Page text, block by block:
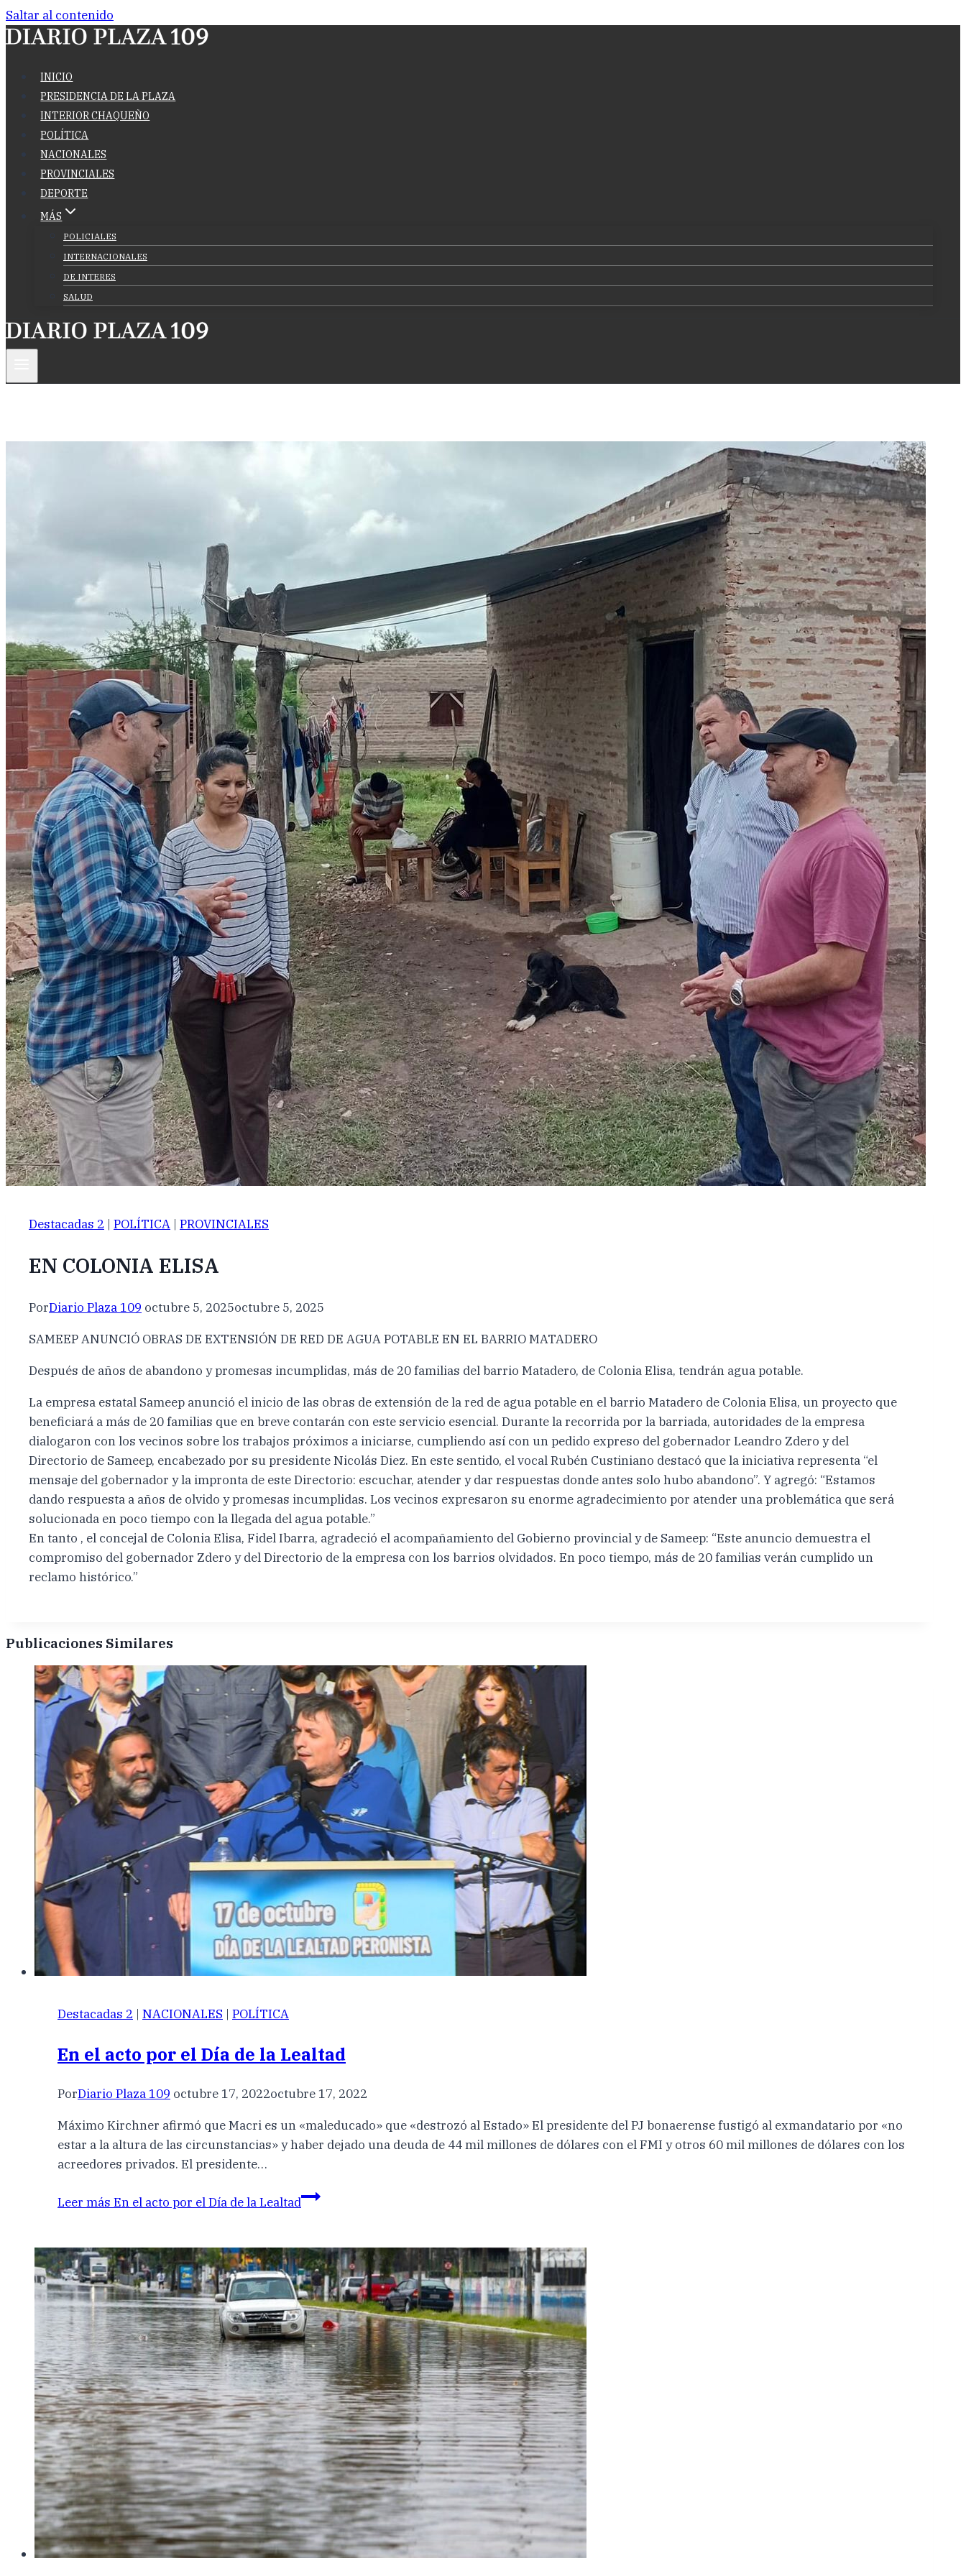
Saltar al contenido
INICIO
PRESIDENCIA DE LA PLAZA
INTERIOR CHAQUEÑO
POLÍTICA
NACIONALES
PROVINCIALES
DEPORTE
MÁS
POLICIALES
INTERNACIONALES
DE INTERES
SALUD
Destacadas 2 | POLÍTICA | PROVINCIALES
EN COLONIA ELISA
PorDiario Plaza 109 octubre 5, 2025octubre 5, 2025
SAMEEP ANUNCIÓ OBRAS DE EXTENSIÓN DE RED DE AGUA POTABLE EN EL BARRIO MATADERO
Después de años de abandono y promesas incumplidas, más de 20 familias del barrio Matadero, de Colonia Elisa, tendrán agua potable.
La empresa estatal Sameep anunció el inicio de las obras de extensión de la red de agua potable en el barrio Matadero de Colonia Elisa, un proyecto que
beneficiará a más de 20 familias que en breve contarán con este servicio esencial. Durante la recorrida por la barriada, autoridades de la empresa
dialogaron con los vecinos sobre los trabajos próximos a iniciarse, cumpliendo así con un pedido expreso del gobernador Leandro Zdero y del
Directorio de Sameep, encabezado por su presidente Nicolás Diez. En este sentido, el vocal Rubén Custiniano destacó que la iniciativa representa “el
mensaje del gobernador y la impronta de este Directorio: escuchar, atender y dar respuestas donde antes solo hubo abandono”. Y agregó: “Estamos
dando respuesta a años de olvido y promesas incumplidas. Los vecinos expresaron su enorme agradecimiento por atender una problemática que será
solucionada en poco tiempo con la llegada del agua potable.”
En tanto , el concejal de Colonia Elisa, Fidel Ibarra, agradeció el acompañamiento del Gobierno provincial y de Sameep: “Este anuncio demuestra el
compromiso del gobernador Zdero y del Directorio de la empresa con los barrios olvidados. En poco tiempo, más de 20 familias verán cumplido un
reclamo histórico.”
Publicaciones Similares
Destacadas 2 | NACIONALES | POLÍTICA
En el acto por el Día de la Lealtad
PorDiario Plaza 109 octubre 17, 2022octubre 17, 2022
Máximo Kirchner afirmó que Macri es un «maleducado» que «destrozó al Estado» El presidente del PJ bonaerense fustigó al exmandatario por «no
estar a la altura de las circunstancias» y haber dejado una deuda de 44 mil millones de dólares con el FMI y otros 60 mil millones de dólares con los
acreedores privados. El presidente…
Leer más En el acto por el Día de la Lealtad